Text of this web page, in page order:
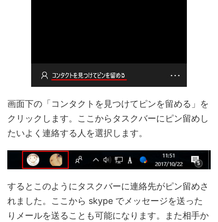
画面下の「コンタクトを見つけてピンを留める」を
クリックします。ここからタスクバーにピン留めし
たいよく連絡する人を選択します。
するとこのようにタスクバーに連絡先がピン留めさ
れました。ここから skype でメッセージを送った
りメールを送ることも可能になります。また相手か